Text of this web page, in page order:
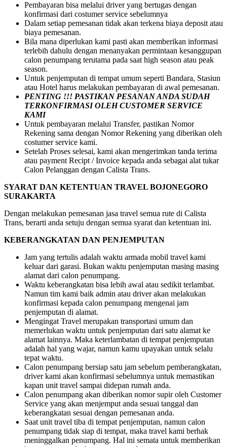
Pembayaran bisa melalui driver yang bertugas dengan
konfirmasi dari costumer service sebelumnya
Dalam setiap pemesanan tidak akan terkena biaya deposit atau
biaya pemesanan.
Bila mana diperlukan kami pasti akan memberikan informasi
terlebih dahulu dengan menanyakan permintaan kesanggupan
calon penumpang terutama pada saat high season atau peak
season.
Untuk penjemputan di tempat umum seperti Bandara, Stasiun
atau Hotel harus melakukan pembayaran di awal pemesanan.
PENTING !!! PASTIKAN PESANAN ANDA SUDAH
TERKONFIRMASI OLEH CUSTOMER SERVICE
KAMI
Untuk pembayaran melalui Transfer, pastikan Nomor
Rekening sama dengan Nomor Rekening yang diberikan oleh
costumer service kami.
Setelah Proses selesai, kami akan mengerimkan tanda terima
atau payment Recipt / Invoice kepada anda sebagai alat tukar
Calon Pelanggan dengan Calista Trans.
SYARAT DAN KETENTUAN TRAVEL BOJONEGORO
SURAKARTA
Dengan melakukan pemesanan jasa travel semua rute di Calista
Trans, berarti anda setuju dengan semua syarat dan ketentuan ini.
KEBERANGKATAN DAN PENJEMPUTAN
Jam yang tertulis adalah waktu armada mobil travel kami
keluar dari garasi. Bukan waktu penjemputan masing masing
alamat dari calon penumpang.
Waktu keberangkatan bisa lebih awal atau sedikit terlambat.
Namun tim kami baik admin atau driver akan melakukan
konfirmasi kepada calon penumpang mengenai jam
penjemputan di alamat.
Mengingat Travel merupakan transportasi umum dan
memerlukan waktu untuk penjemputan dari satu alamat ke
alamat lainnya. Maka keterlambatan di tempat penjemputan
adalah hal yang wajar, namun kamu upayakan untuk selalu
tepat waktu.
Calon penumpang bersiap satu jam sebelum pemberangkatan,
driver kami akan konfirmasi sebelumnya untuk memastikan
kapan unit travel sampai didepan rumah anda.
Calon penumpang akan diberikan nomor supir oleh Customer
Service yang akan menjemput anda sesuai tanggal dan
keberangkatan sesuai dengan pemesanan anda.
Saat unit travel tiba di tempat penjemputan, namun calon
penumpang tidak siap di tempat, maka travel kami berhak
meninggalkan penumpang. Hal ini semata untuk memberikan